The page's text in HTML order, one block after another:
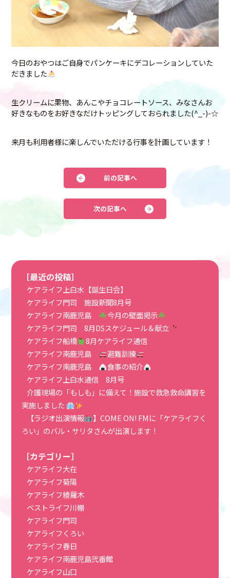
今日のおやつはご自身でパンケーキにデコレーションしていた
だきました
生クリームに果物、あんこやチョコレートソース、みなさんお
好きなものをお好きなだけトッピングしておられました(^_-)-☆
来月も利用者様に楽しんでいただける行事を計画しています！
前の記事へ
次の記事へ
［最近の投稿］
ケアライフ上白水【誕生日会】
ケアライフ門司 施設新聞8月号
ケアライフ南鹿児島
今月の壁面掲示
ケアライフ門司 8月DSスケジュール＆献立
ケアライフ船橋
8月ケアライフ通信
ケアライフ南鹿児島
避難訓練
ケアライフ南鹿児島
食事の紹介
ケアライフ上白水通信 8月号
介護現場の「もしも」に備えて！施設で救急救命講習を
実施しました
【ラジオ出演情報
】COME ON! FMに「ケアライフく
ろい」のバル・サリタさんが出演します！
［カテゴリー］
ケアライフ大在
ケアライフ菊陽
ケアライフ綾羅木
ベストライフ川棚
ケアライフ門司
ケアライフくろい
ケアライフ春日
ケアライフ南鹿児島弐番館
ケアライフ山口